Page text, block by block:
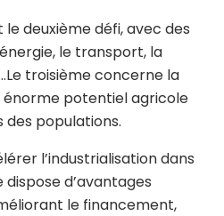
deuxième défi, avec des
le transport, la
troisième concerne la
potentiel agricole
des populations.
l’industrialisation dans
dispose d’avantages
le financement,